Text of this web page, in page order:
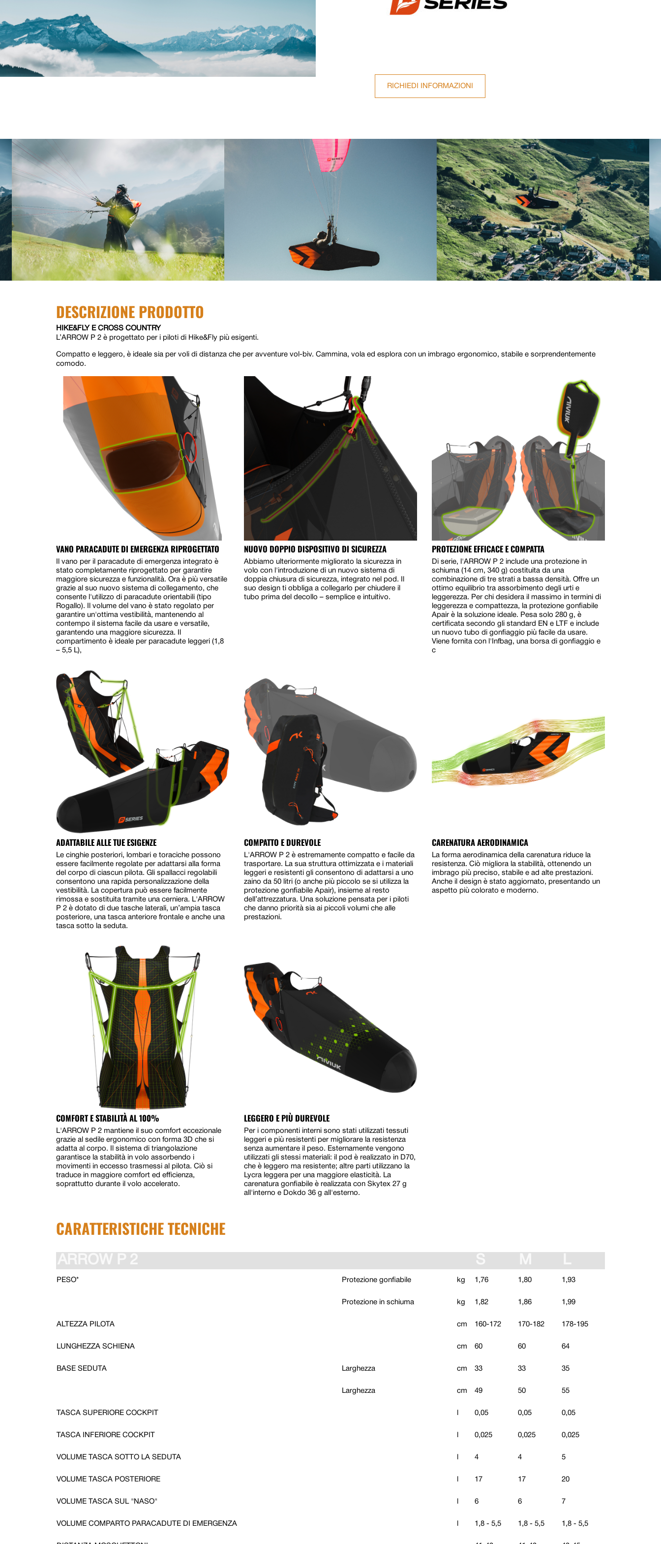
RICHIEDI INFORMAZIONI
DESCRIZIONE PRODOTTO
HIKE&FLY E CROSS COUNTRY
L’ARROW P 2 è progettato per i piloti di Hike&Fly più esigenti.
Compatto e leggero, è ideale sia per voli di distanza che per avventure vol-biv. Cammina, vola ed esplora con un imbrago ergonomico, stabile e sorprendentemente
comodo.
VANO PARACADUTE DI EMERGENZA RIPROGETTATO
Il vano per il paracadute di emergenza integrato è
stato completamente riprogettato per garantire
maggiore sicurezza e funzionalità. Ora è più versatile
grazie al suo nuovo sistema di collegamento, che
consente l'utilizzo di paracadute orientabili (tipo
Rogallo). Il volume del vano è stato regolato per
garantire un'ottima vestibilità, mantenendo al
contempo il sistema facile da usare e versatile,
garantendo una maggiore sicurezza. Il
compartimento è ideale per paracadute leggeri (1,8
– 5,5 L),
NUOVO DOPPIO DISPOSITIVO DI SICUREZZA
Abbiamo ulteriormente migliorato la sicurezza in
volo con l'introduzione di un nuovo sistema di
doppia chiusura di sicurezza, integrato nel pod. Il
suo design ti obbliga a collegarlo per chiudere il
tubo prima del decollo – semplice e intuitivo.
PROTEZIONE EFFICACE E COMPATTA
Di serie, l'ARROW P 2 include una protezione in
schiuma (14 cm, 340 g) costituita da una
combinazione di tre strati a bassa densità. Offre un
ottimo equilibrio tra assorbimento degli urti e
leggerezza. Per chi desidera il massimo in termini di
leggerezza e compattezza, la protezione gonfiabile
Apair è la soluzione ideale. Pesa solo 280 g, è
certificata secondo gli standard EN e LTF e include
un nuovo tubo di gonfiaggio più facile da usare.
Viene fornita con l'Infbag, una borsa di gonfiaggio e
c
ADATTABILE ALLE TUE ESIGENZE
Le cinghie posteriori, lombari e toraciche possono
essere facilmente regolate per adattarsi alla forma
del corpo di ciascun pilota. Gli spallacci regolabili
consentono una rapida personalizzazione della
vestibilità. La copertura può essere facilmente
rimossa e sostituita tramite una cerniera. L'ARROW
P 2 è dotato di due tasche laterali, un’ampia tasca
posteriore, una tasca anteriore frontale e anche una
tasca sotto la seduta.
COMPATTO E DUREVOLE
L'ARROW P 2 è estremamente compatto e facile da
trasportare. La sua struttura ottimizzata e i materiali
leggeri e resistenti gli consentono di adattarsi a uno
zaino da 50 litri (o anche più piccolo se si utilizza la
protezione gonfiabile Apair), insieme al resto
dell’attrezzatura. Una soluzione pensata per i piloti
che danno priorità sia ai piccoli volumi che alle
prestazioni.
CARENATURA AERODINAMICA
La forma aerodinamica della carenatura riduce la
resistenza. Ciò migliora la stabilità, ottenendo un
imbrago più preciso, stabile e ad alte prestazioni.
Anche il design è stato aggiornato, presentando un
aspetto più colorato e moderno.
COMFORT E STABILITÀ AL 100%
L'ARROW P 2 mantiene il suo comfort eccezionale
grazie al sedile ergonomico con forma 3D che si
adatta al corpo. Il sistema di triangolazione
garantisce la stabilità in volo assorbendo i
movimenti in eccesso trasmessi al pilota. Ciò si
traduce in maggiore comfort ed efficienza,
soprattutto durante il volo accelerato.
LEGGERO E PIÙ DUREVOLE
Per i componenti interni sono stati utilizzati tessuti
leggeri e più resistenti per migliorare la resistenza
senza aumentare il peso. Esternamente vengono
utilizzati gli stessi materiali: il pod è realizzato in D70,
che è leggero ma resistente; altre parti utilizzano la
Lycra leggera per una maggiore elasticità. La
carenatura gonfiabile è realizzata con Skytex 27 g
all'interno e Dokdo 36 g all'esterno.
CARATTERISTICHE TECNICHE
ARROW P 2 S M L
PESO* Protezione gonfiabile kg 1,76 1,80 1,93
Protezione in schiuma kg 1,82 1,86 1,99
ALTEZZA PILOTA cm 160-172 170-182 178-195
LUNGHEZZA SCHIENA cm 60 60 64
BASE SEDUTA Larghezza cm 33 33 35
Larghezza cm 49 50 55
TASCA SUPERIORE COCKPIT 0,05 0,05 0,05
TASCA INFERIORE COCKPIT 0,025 0,025 0,025
VOLUME TASCA SOTTO LA SEDUTA 4 4 5
VOLUME TASCA POSTERIORE 17 17 20
VOLUME TASCA SUL "NASO" 6 6 7
VOLUME COMPARTO PARACADUTE DI EMERGENZA 1,8 - 5,5 1,8 - 5,5 1,8 - 5,5